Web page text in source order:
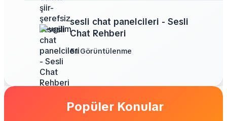
sesli chat panelcileri - Sesli
Chat Rehberi
51 Görüntülenme
Popüler Konular